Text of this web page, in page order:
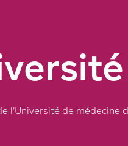
l’Université de médecine